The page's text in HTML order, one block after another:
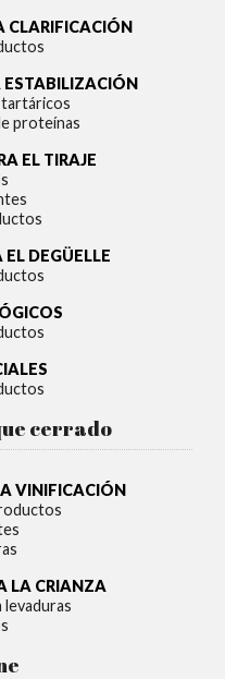
CLARIFICACIÓN
ESTABILIZACIÓN
tartáricos
proteínas
EL TIRAJE
DEGÜELLE
cerrado
VINIFICACIÓN
LA CRIANZA